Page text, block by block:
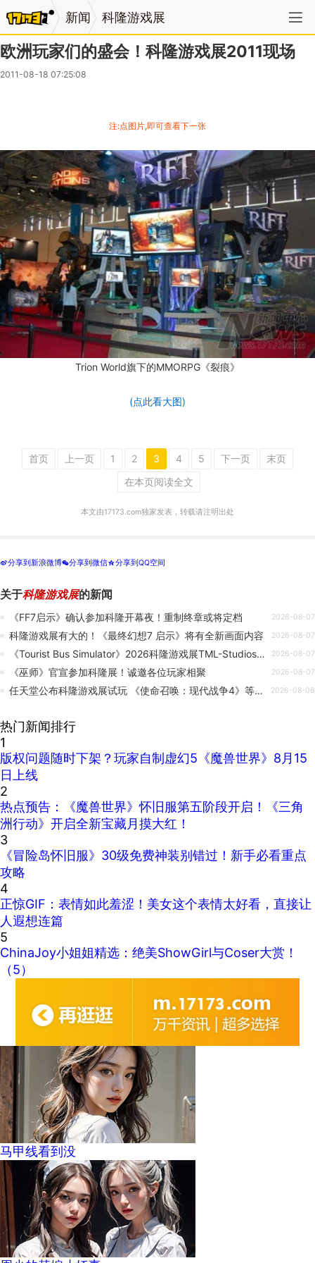
新闻 科隆游戏展
欧洲玩家们的盛会！科隆游戏展2011现场
2011-08-18 07:25:08
注:点图片,即可查看下一张
Trion World旗下的MMORPG《裂痕》
(点此看大图)
首页 上一页 1 2 3 4 5 下一页
末页
在本页阅读全文
本文由17173.com独家发表，转载请注明出处
t分享到新浪微博w分享到微信z分享到QQ空间
关于科隆游戏展的新闻
《FF7启示》确认参加科隆开幕夜！重制终章或将定档 2026-08-07
科隆游戏展有大的！《最终幻想7 启示》将有全新画面内容 2026-08-07
《Tourist Bus Simulator》2026科隆游戏展TML-Studios参展预告 2026-08-07
《巫师》官宣参加科隆展！诚邀各位玩家相聚 2026-08-07
任天堂公布科隆游戏展试玩 《使命召唤：现代战争4》等3A大作 2026-08-06
热门新闻排行
1
版权问题随时下架？玩家自制虚幻5《魔兽世界》8月15
日上线
2
热点预告：《魔兽世界》怀旧服第五阶段开启！《三角
洲行动》开启全新宝藏月摸大红！
3
《冒险岛怀旧服》30级免费神装别错过！新手必看重点
攻略
4
正惊GIF：表情如此羞涩！美女这个表情太好看，直接让
人遐想连篇
5
ChinaJoy小姐姐精选：绝美ShowGirl与Coser大赏！
（5）
马甲线看到没